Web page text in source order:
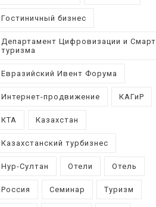
Гостиничный бизнес
Департамент Цифровизации и Смарт
туризма
Евразийский Ивент Форума
Интернет-продвижение КАГиР
КТА Казахстан
Казахстанский турбизнес
Нур-Султан Отели Отель
Россия Семинар Туризм